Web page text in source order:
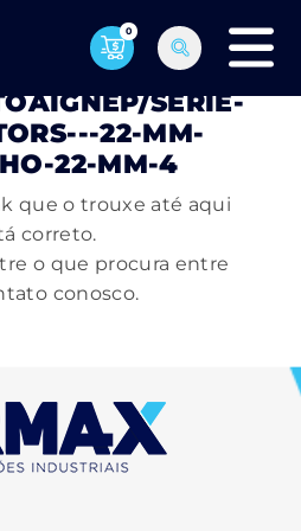
0
ENCONTRADA
SERIE-
22-MM-
22-MM-4
que o trouxe até aqui
correto.
o que procura entre
conosco.